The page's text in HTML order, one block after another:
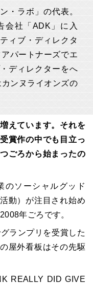
・ラボ」の代表。
会社「ADK」に入
ィブ・ディレクタ
パートナーズでエ
ディレクターをへ
ンヌライオンズの
えています。それを
賞作の中でも目立っ
ごろから始まったの
のソーシャルグッド
動）が注目され始め
年ごろです。
ランプリを受賞した
屋外看板はその先駆
REALLY DID GIVE